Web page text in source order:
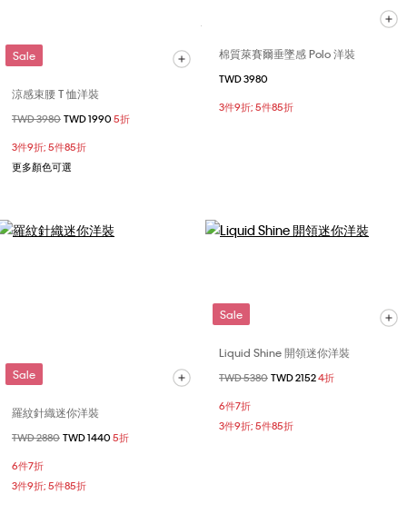
Sale
涼感束腰 T 恤洋裝
價格扣減從
TWD 3980 至
TWD 1990 5折
3件9折; 5件85折
更多顏色可選
棉質萊賽爾垂墜感 Polo 洋裝
TWD 3980
3件9折; 5件85折
Sale
羅紋針織迷你洋裝
價格扣減從
TWD 2880 至
TWD 1440 5折
6件7折
3件9折; 5件85折
Sale
Liquid Shine 開領迷你洋裝
價格扣減從
TWD 5380 至
TWD 21524折
6件7折
3件9折; 5件85折